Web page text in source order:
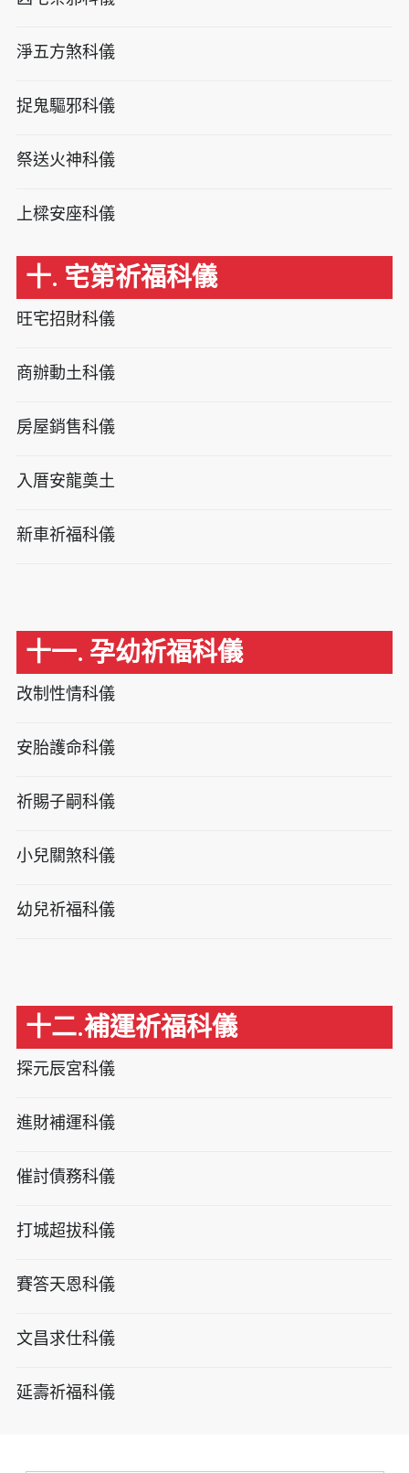
淨五方煞科儀
捉鬼驅邪科儀
祭送火神科儀
上樑安座科儀
十. 宅第祈福科儀
旺宅招財科儀
商辦動土科儀
房屋銷售科儀
入厝安龍奠土
新車祈福科儀
十一. 孕幼祈福科儀
改制性情科儀
安胎護命科儀
祈賜子嗣科儀
小兒關煞科儀
幼兒祈福科儀
十二.補運祈福科儀
探元辰宮科儀
進財補運科儀
催討債務科儀
打城超拔科儀
賽答天恩科儀
文昌求仕科儀
延壽祈福科儀